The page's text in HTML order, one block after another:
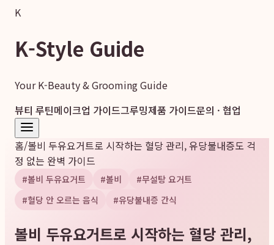
K
K-Style Guide
Your K-Beauty & Grooming Guide
뷰티 루틴메이크업 가이드그루밍제품 가이드문의 · 협업
홈/볼비 두유요거트로 시작하는 혈당 관리, 유당불내증도 걱
정 없는 완벽 가이드
#볼비 두유요거트 #볼비 #무설탕 요거트
#혈당 안 오르는 음식 #유당불내증 간식
볼비 두유요거트로 시작하는 혈당 관리,